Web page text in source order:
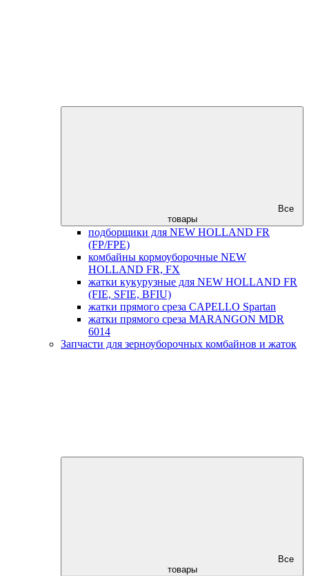
Все
товары
подборщики для NEW HOLLAND FR
(FP/FPE)
комбайны кормоуборочные NEW
HOLLAND FR, FX
жатки кукурузные для NEW HOLLAND FR
(FIE, SFIE, BFIU)
жатки прямого среза CAPELLO Spartan
жатки прямого среза MARANGON MDR
6014
Запчасти для зерноуборочных комбайнов и жаток
Все
товары